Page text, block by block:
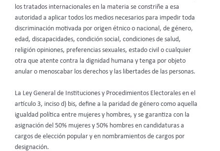
los tratados internacionales en la materia se constriñe a esa
autoridad a aplicar todos los medios necesarios para impedir toda
discriminación motivada por origen étnico o nacional, de género,
edad, discapacidades, condición social, condiciones de salud,
religión opiniones, preferencias sexuales, estado civil o cualquier
otra que atente contra la dignidad humana y tenga por objeto
anular o menoscabar los derechos y las libertades de las personas.
La Ley General de Instituciones y Procedimientos Electorales en el
artículo 3, inciso d) bis, define a la paridad de género como aquella
igualdad política entre mujeres y hombres, y se garantiza con la
asignación del 50% mujeres y 50% hombres en candidaturas a
cargos de elección popular y en nombramientos de cargos por
designación.